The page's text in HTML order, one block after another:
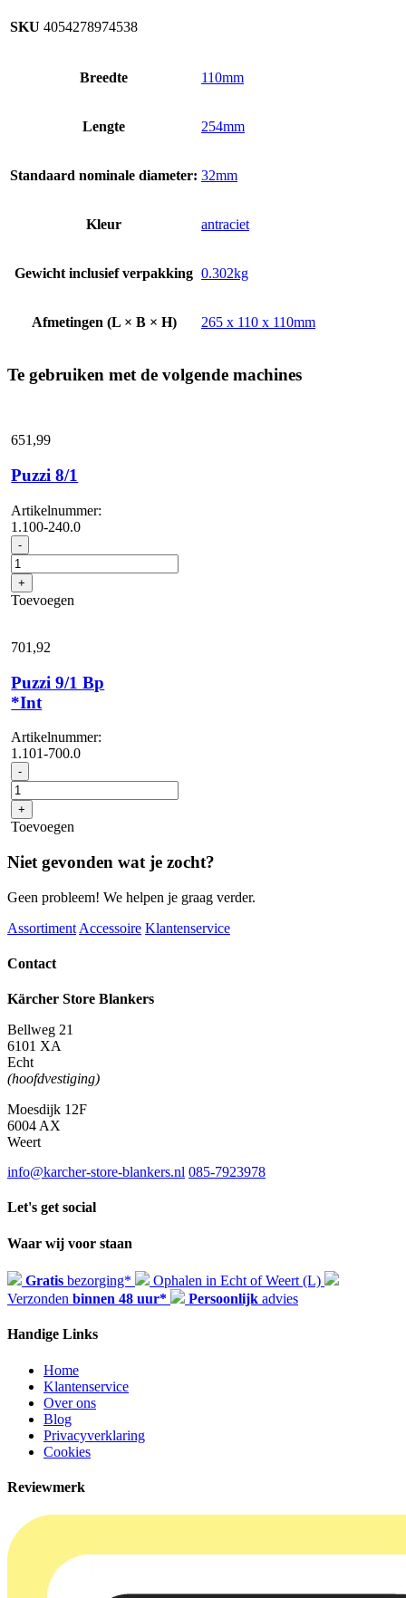
SKU 4054278974538
Breedte 110mm
Lengte 254mm
Standaard nominale diameter: 32mm
Kleur antraciet
Gewicht inclusief verpakking 0.302kg
Afmetingen (L × B × H) 265 x 110 x 110mm
Te gebruiken met de volgende machines
651,99
Puzzi 8/1
Artikelnummer:
1.100-240.0
- Puzzi
8/1
aantal
+
Toevoegen
701,92
Puzzi 9/1 Bp
*Int
Artikelnummer:
1.101-700.0
- Puzzi
9/1
Bp
*Int
aantal
+
Toevoegen
Niet gevonden wat je zocht?
Geen probleem! We helpen je graag verder.
Assortiment Accessoire Klantenservice
Contact
Kärcher Store Blankers
Bellweg 21
6101 XA
Echt
(hoofdvestiging)
Moesdijk 12F
6004 AX
Weert
info@karcher-store-blankers.nl 085-7923978
Let's get social
Waar wij voor staan
Gratis bezorging*
Ophalen in Echt of Weert (L)
Verzonden binnen 48 uur* Persoonlijk advies
Handige Links
Home
Klantenservice
Over ons
Blog
Privacyverklaring
Cookies
Reviewmerk